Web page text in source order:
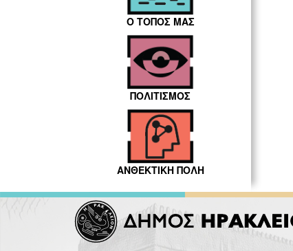
Ο ΤΟΠΟΣ ΜΑΣ
ΠΟΛΙΤΙΣΜΟΣ
ΑΝΘΕΚΤΙΚΗ ΠΟΛΗ